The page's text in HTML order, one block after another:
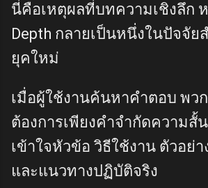
นี่คือเหตุผลที่บทความเชิงลึก
Depth กลายเป็นหนึ่งในปัจจัย
ยุคใหม่
เมื่อผู้ใช้งานค้นหาคำตอบ พว
ต้องการเพียงคำจำกัดความสั้
เข้าใจหัวข้อ วิธีใช้งาน ตัวอย่า
และแนวทางปฏิบัติจริง